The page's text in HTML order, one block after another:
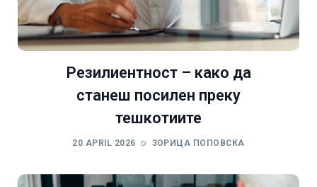
Резилиентност – како да
станеш посилен преку
тешкотиите
20 APRIL 2026 ЗОРИЦА ПОПОВСКА